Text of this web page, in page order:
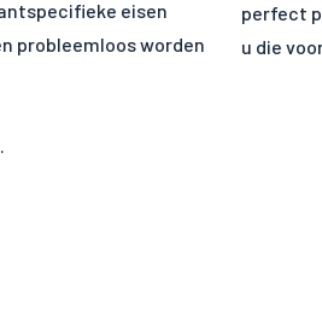
eisen
probleemloos worden
perfect
u die